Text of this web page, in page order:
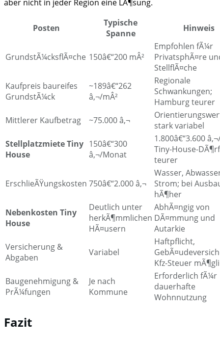
aber nicht in jeder Region eine LÃ¶sung.
Posten
Typische
Spanne
Hinweis
GrundstÃ¼cksflÃ¤che 150â€“200 mÂ²
Empfohlen fÃ¼r
PrivatsphÃ¤re
StellflÃ¤che
Kaufpreis baureifes
GrundstÃ¼ck
~189â€“262
â‚¬/mÂ²
Regionale
Schwankungen;
Hamburg teurer
Mittlerer Kaufbetrag
~75.000 â‚¬
stark variabel
Stellplatzmiete Tiny
House
150â€“300
â‚¬/Monat
1.800â€“3.600
Tiny-House-
teurer
ErschlieÃŸungskosten 750â€“2.000 â‚¬
Wasser,
Strom; bei
hÃ¶her
Nebenkosten Tiny
House
Deutlich unter
herkÃ¶mmlichen
HÃ¤usern
AbhÃ¤ngig von
DÃ¤mmung und
Autarkie
Versicherung &
Abgaben
Variabel
Haftpflicht,
Kfz-Steuer
Baugenehmigung &
PrÃ¼fungen
Je nach
Kommune
Erforderlich fÃ¼r
dauerhafte
Wohnnutzung
Fazit